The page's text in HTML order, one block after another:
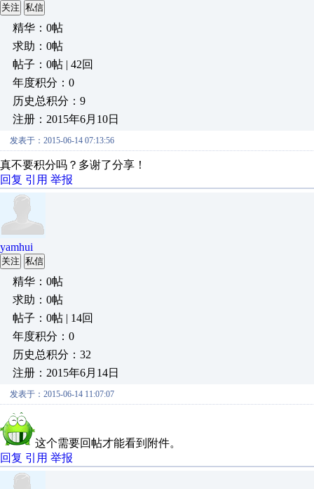
关注 私信
精华：0帖
求助：0帖
帖子：0帖 | 42回
年度积分：0
历史总积分：9
注册：2015年6月10日
发表于：2015-06-14 07:13:56
真不要积分吗？多谢了分享！
回复 引用 举报
yamhui
关注 私信
精华：0帖
求助：0帖
帖子：0帖 | 14回
年度积分：0
历史总积分：32
注册：2015年6月14日
发表于：2015-06-14 11:07:07
这个需要回帖才能看到附件。
回复 引用 举报